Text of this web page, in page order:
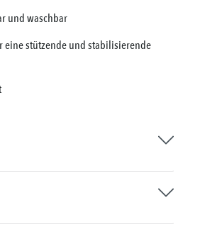
und waschbar
eine stützende und stabilisierende